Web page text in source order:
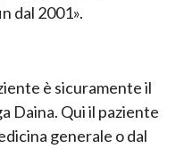
dal 2001».
è sicuramente il
Daina. Qui il paziente
generale o dal